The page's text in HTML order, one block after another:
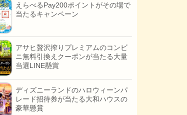
えらべるPay200ポイントがその場で
当たるキャンペーン
アサヒ贅沢搾りプレミアムのコンビ
ニ無料引換えクーポンが当たる大量
当選LINE懸賞
ディズニーランドのハロウィーンパ
レード招待券が当たる大和ハウスの
豪華懸賞